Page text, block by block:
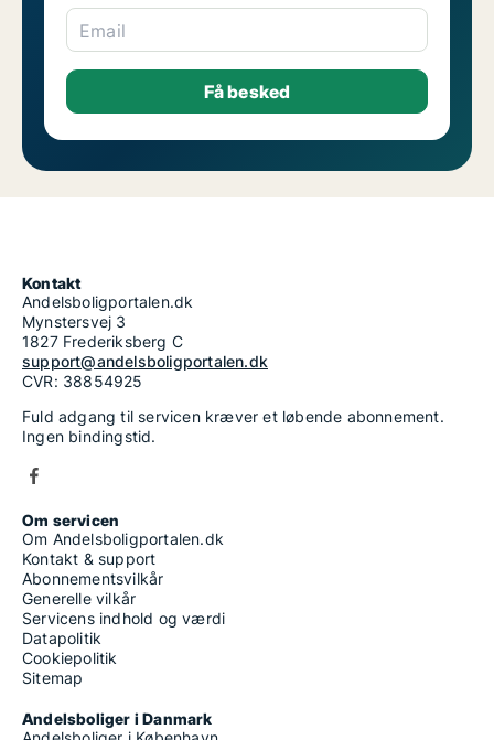
Email
Kontakt
Andelsboligportalen.dk
Mynstersvej 3
1827 Frederiksberg C
support@andelsboligportalen.dk
CVR: 38854925
Fuld adgang til servicen kræver et løbende abonnement.
Ingen bindingstid.
Om servicen
Om Andelsboligportalen.dk
Kontakt & support
Abonnementsvilkår
Generelle vilkår
Servicens indhold og værdi
Datapolitik
Cookiepolitik
Sitemap
Andelsboliger i Danmark